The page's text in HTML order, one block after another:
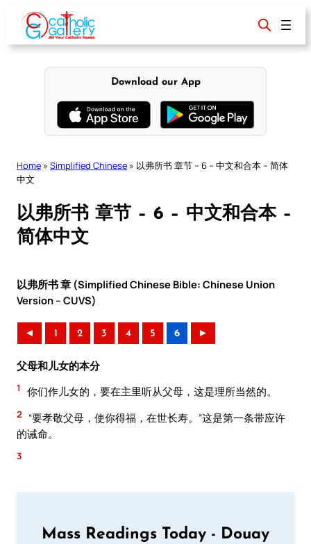
content
Download our App
Home » Simplified Chinese » 以弗所书 章节 – 6 – 中文和合本 – 简体
中文
以弗所书 章节 – 6 – 中文和合本 –
简体中文
以弗所书 章 (Simplified Chinese Bible: Chinese Union
Version – CUVS)
◄ 1 2 3 4 5 6 ►
父母和儿女的本分
1 你们作儿女的，要在主里听从父母，这是理所当然的。
2
“要孝敬父母，使你得福，在世长寿。”这是第一条带应许
的诫命。
3
Mass Readings Today - Douay